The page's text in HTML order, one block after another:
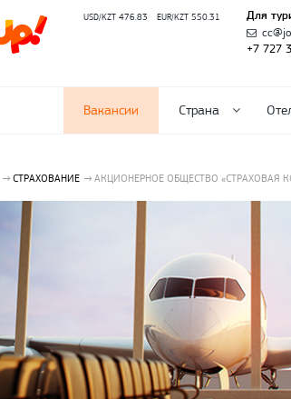
USD/KZT 476.83 EUR/KZT 550.31 Для
+7 727
Вакансии Страна
СТРАХОВАНИЕ АКЦИОНЕРНОЕ ОБЩЕСТВО «СТРАХОВАЯ